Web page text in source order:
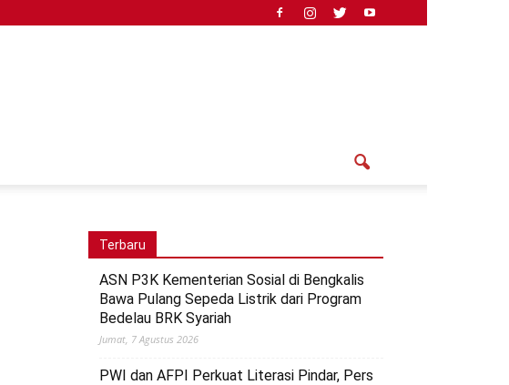
Terbaru
ASN P3K Kementerian Sosial di Bengkalis
Bawa Pulang Sepeda Listrik dari Program
Bedelau BRK Syariah
Jumat, 7 Agustus 2026
PWI dan AFPI Perkuat Literasi Pindar, Pers